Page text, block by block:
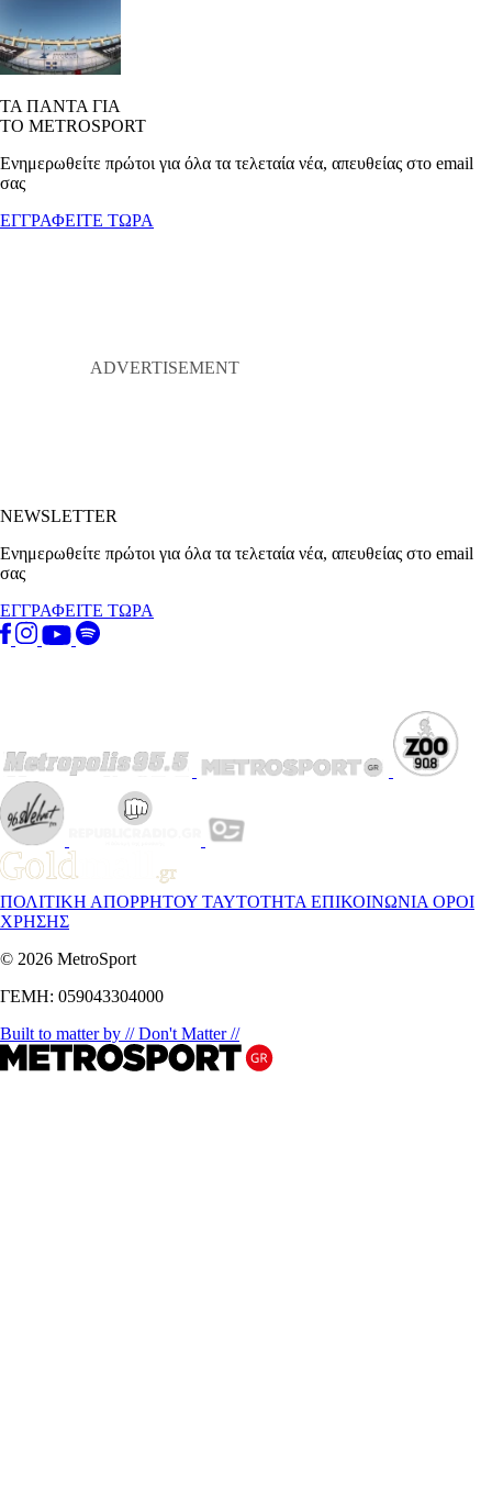
ΤΑ ΠΑΝΤΑ ΓΙΑ
ΤΟ METROSPORT
Ενημερωθείτε πρώτοι για όλα τα τελεταία νέα, απευθείας στο email
σας
ΕΓΓΡΑΦΕΙΤΕ ΤΩΡΑ
NEWSLETTER
Ενημερωθείτε πρώτοι για όλα τα τελεταία νέα, απευθείας στο email
σας
ΕΓΓΡΑΦΕΙΤΕ ΤΩΡΑ
ΠΟΛΙΤΙΚΗ ΑΠΟΡΡΗΤΟΥ ΤΑΥΤΟΤΗΤΑ ΕΠΙΚΟΙΝΩΝΙΑ ΟΡΟΙ
ΧΡΗΣΗΣ
© 2026 MetroSport
ΓΕΜΗ: 059043304000
Built to matter by // Don't Matter //